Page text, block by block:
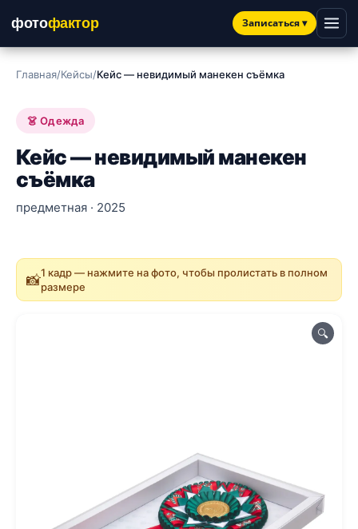
фотофактор Записаться▾
Главная/Кейсы/Кейс — невидимый манекен съёмка
👗 Одежда
Кейс — невидимый манекен
съёмка
предметная · 2025
📸1 кадр — нажмите на фото, чтобы пролистать в полном
размере
🔍